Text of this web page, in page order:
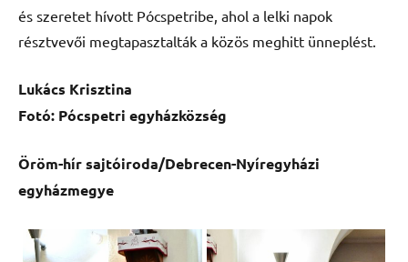
és szeretet hívott Pócspetribe, ahol a lelki napok
résztvevői megtapasztalták a közös meghitt ünneplést.
Lukács Krisztina
Fotó: Pócspetri egyházközség
Öröm-hír sajtóiroda/Debrecen-Nyíregyházi
egyházmegye